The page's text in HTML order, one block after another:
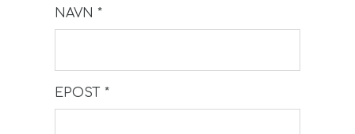
NAVN *
EPOST *